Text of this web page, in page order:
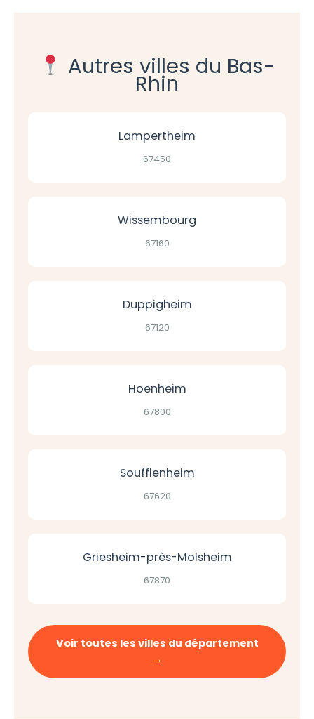
Autres villes du Bas-
Rhin
Lampertheim
67450
Wissembourg
67160
Duppigheim
67120
Hoenheim
67800
Soufflenheim
67620
Griesheim-près-Molsheim
67870
Voir toutes les villes du département
→